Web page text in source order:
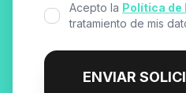
Acepto la Política de
tratamiento de mis
ENVIAR